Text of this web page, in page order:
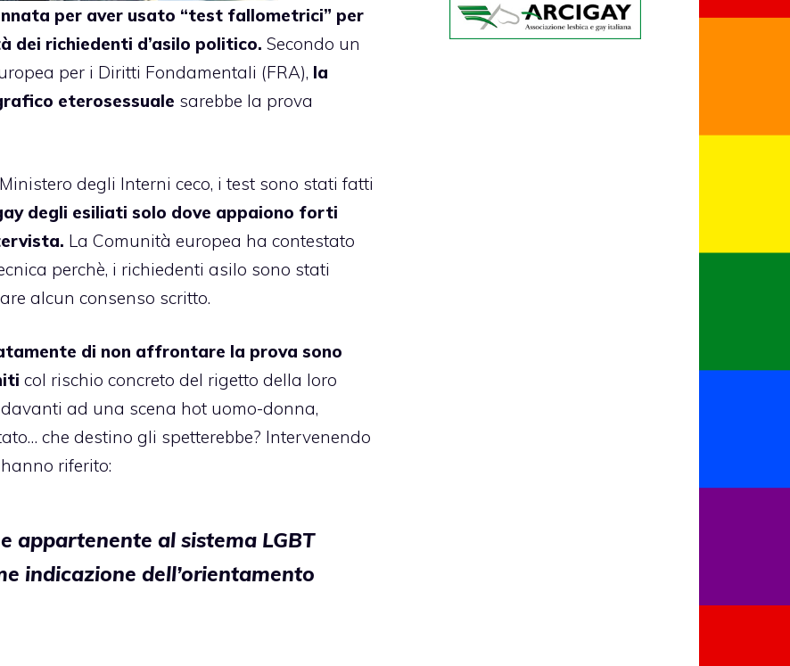
per aver usato “test fallometrici” per
dei richiedenti d’asilo politico. Secondo un
per i Diritti Fondamentali (FRA), la
eterosessuale sarebbe la prova
degli Interni ceco, i test sono stati fatti
degli esiliati solo dove appaiono forti
La Comunità europea ha contestato
perchè, i richiedenti asilo sono stati
alcun consenso scritto.
di non affrontare la prova sono
col rischio concreto del rigetto della loro
ad una scena hot uomo-donna,
che destino gli spetterebbe? Intervenendo
riferito:
appartenente al sistema LGBT
indicazione dell’orientamento